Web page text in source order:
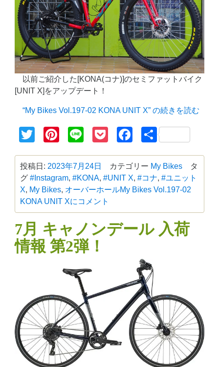
以前ご紹介した[KONA(コナ)]のセミファットバイク
[UNIT X]をアップデート！
“My Bikes Vol.197-02 KONA UNIT X” の続きを読む
TwitterPinterest
Line PocketFacebook
共
投稿日: 2023年7月24日 カテゴリー My Bikes
タ
グ #Instagram, #KONA, #UNIT X, #コナ, #ユニット
X, My Bikes, オーバーホールMy Bikes Vol.197-02
KONA UNIT Xに コメント
7月 キャノンデール 入荷
情報 第2弾！